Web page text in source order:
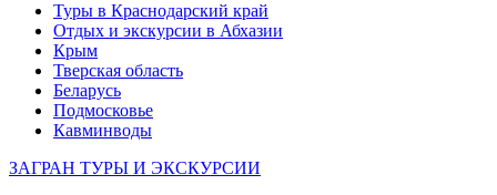
Туры в Краснодарский край
Отдых и экскурсии в Абхазии
Крым
Тверская область
Беларусь
Подмосковье
Кавминводы
ЗАГРАН ТУРЫ И ЭКСКУРСИИ